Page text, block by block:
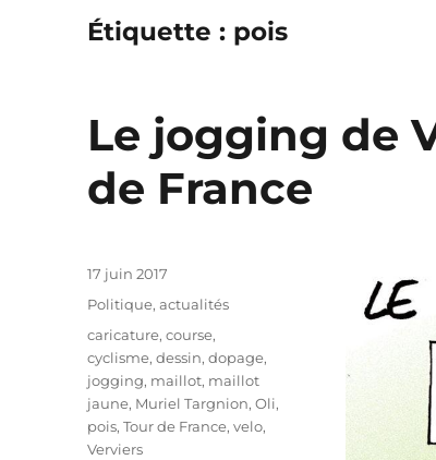
Étiquette : pois
Le jogging de
de France
Publié
17 juin 2017
Catégories
Politique, actualités
Étiquettes
caricature,course,
cyclisme,dessin,dopage,
jogging, maillot, maillot
jaune, Muriel Targnion,Oli,
pois,Tour de France,velo,
Verviers